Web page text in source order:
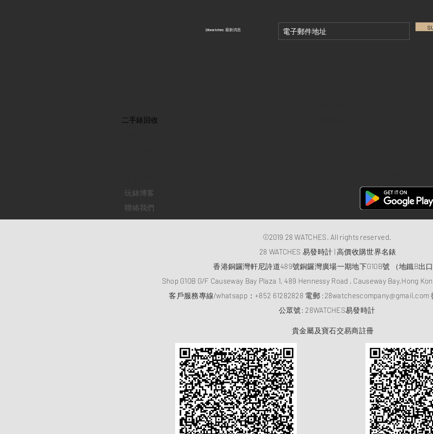
​28watches 最新消息
​二手錶回收
玩錶博客
聯絡我們
©2019 28 WATCHES. All rights reserved.
28 WATCHES 易發時計 | 高價收購世界名錶
香港銅鑼灣軒尼詩道489號銅鑼灣廣場一期地下G10B號 （地鐵B出口
Shop G10B G/F Causeway Bay Plaza 1, 489 Hennessy Road , Causeway Bay,Hong
客戶服務專線/whatsapp：+852 61282828 電郵 : 28watchescompany@gmail.com
​公眾號: 28WATCHES易發時計
貴金屬及寶石交易商註冊